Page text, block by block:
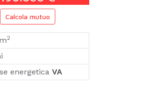
Calcola mutuo
2
energetica VA